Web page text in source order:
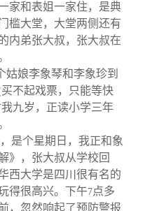
家和表姐一家住，是典
槛大堂，大堂两侧还有
内弟张大叔，张大叔在
姑娘李象琴和李象珍到
买不起戏票，只能等快
九岁，正读小学三年
是个星期日，我正和象
》，张大叔从学校回
西大学是四川很有名的
得很高兴。下午7点多
，忽然响起了预防警报